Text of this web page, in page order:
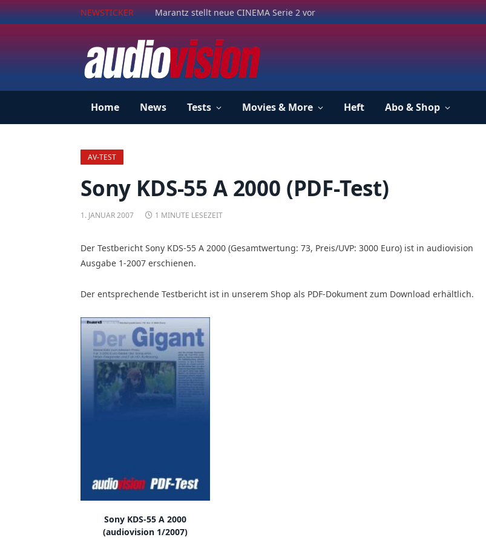
NEWSTICKER Marantz stellt neue CINEMA Serie 2 vor
Home News Tests Movies & More Heft Abo & Shop
AV-TEST
Sony KDS-55 A 2000 (PDF-Test)
1. JANUAR 2007 1 MINUTE LESEZEIT
Der Testbericht Sony KDS-55 A 2000 (Gesamtwertung: 73, Preis/UVP: 3000 Euro) ist in audiovision
Ausgabe 1-2007 erschienen.
Der entsprechende Testbericht ist in unserem Shop als PDF-Dokument zum Download erhältlich.
Sony KDS-55 A 2000
(audiovision 1/2007)